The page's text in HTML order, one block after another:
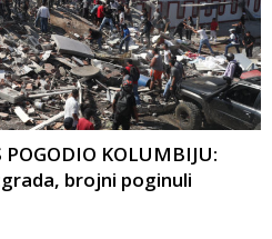
POGODIO KOLUMBIJU:
brojni poginuli